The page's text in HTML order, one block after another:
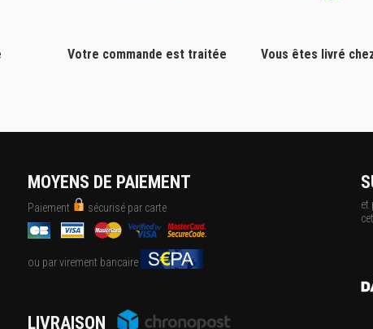
Votre commande est traitée Vous êtes livré
MOYENS DE PAIEMENT
Paiement sécurisé par carte
ou par virement bancaire
LIVRAISON
et